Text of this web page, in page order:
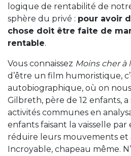
logique de rentabilité de
sphère du privé : pour avoir
chose doit être faite de
rentable.
Vous connaissez Moins cher à
d’être un film humoristique,
autobiographique, où on
Gilbreth, père de 12 enfants, a
activités communes en
enfants faisant la vaisselle
réduire leurs mouvements et
Incroyable, chapeau même.